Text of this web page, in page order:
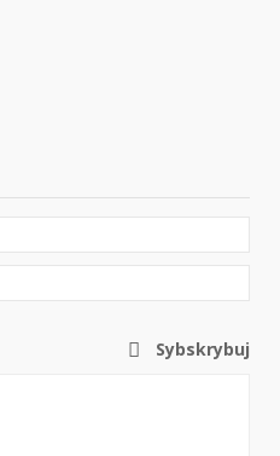
Sybskrybuj